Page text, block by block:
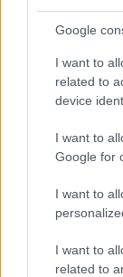
Google
I want to
related to
device
I want to
Google for
I want to
I want to
related to